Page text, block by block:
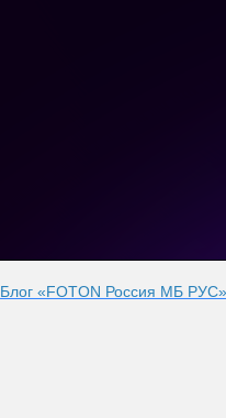
Блог «FOTON Россия МБ РУС»